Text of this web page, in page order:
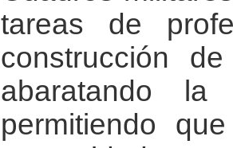
tareas de
construcción
abaratando
permitiendo